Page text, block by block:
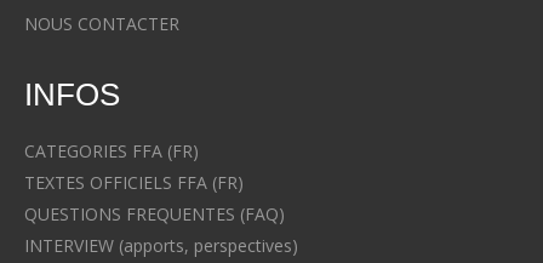
NOUS CONTACTER
INFOS
CATEGORIES FFA (FR)
TEXTES OFFICIELS FFA (FR)
QUESTIONS FREQUENTES (FAQ)
INTERVIEW (apports, perspectives)